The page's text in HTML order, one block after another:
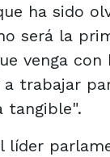
ha sido
será la
venga con
a trabajar
tangible".
líder